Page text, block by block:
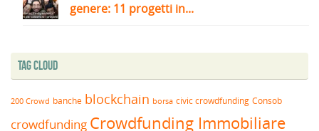
genere: 11 progetti in...
Tag Cloud
200 Crowd banche blockchain borsa civic crowdfunding Consob
crowdfunding Crowdfunding Immobiliare